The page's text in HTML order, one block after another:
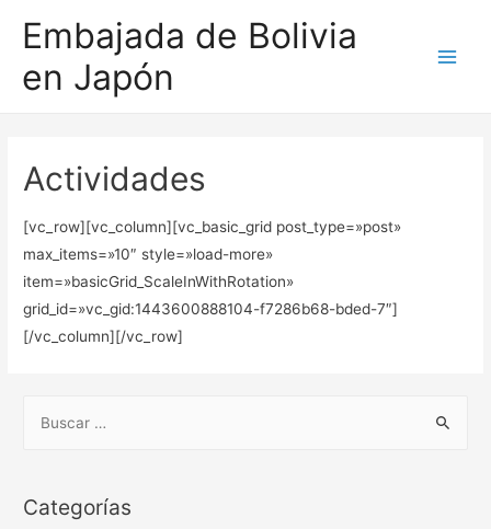
Embajada de Bolivia
en Japón
Actividades
[vc_row][vc_column][vc_basic_grid post_type=»post»
max_items=»10″ style=»load-more»
item=»basicGrid_ScaleInWithRotation»
grid_id=»vc_gid:1443600888104-f7286b68-bded-7″]
[/vc_column][/vc_row]
c
Categorías